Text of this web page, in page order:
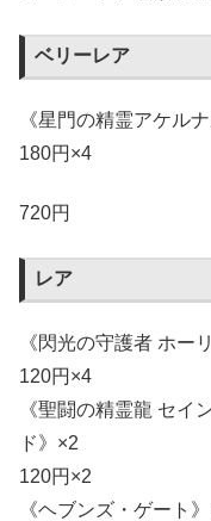
ベリーレア
《星門の精霊アケル
180円×4
720円
レア
《閃光の守護者 ホー
120円×4
《聖闘の精霊龍 セイ
ド》×2
120円×2
《ヘブンズ・ゲート